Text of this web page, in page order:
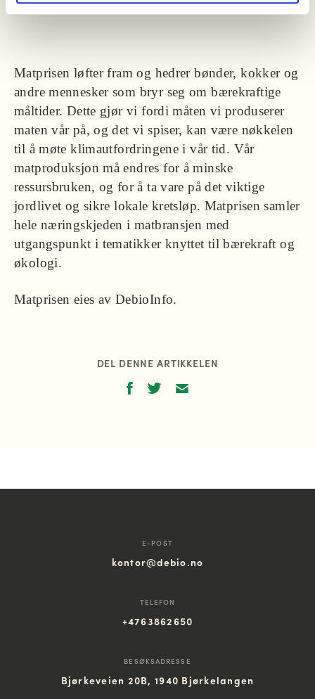
Heinrich Jung. Foto: Joachim Sollerman
Matprisen løfter fram og hedrer bønder, kokker og
andre mennesker som bryr seg om bærekraftige
måltider. Dette gjør vi fordi måten vi produserer
maten vår på, og det vi spiser, kan være nøkkelen
til å møte klimautfordringene i vår tid. Vår
matproduksjon må endres for å minske
ressursbruken, og for å ta vare på det viktige
jordlivet og sikre lokale kretsløp. Matprisen samler
hele næringskjeden i matbransjen med
utgangspunkt i tematikker knyttet til bærekraft og
økologi.
Matprisen eies av DebioInfo.
DEL DENNE ARTIKKELEN
E-POST
kontor@debio.no
TELEFON
+4763862650
BESØKSADRESSE
Bjørkeveien 20B, 1940 Bjørkelangen